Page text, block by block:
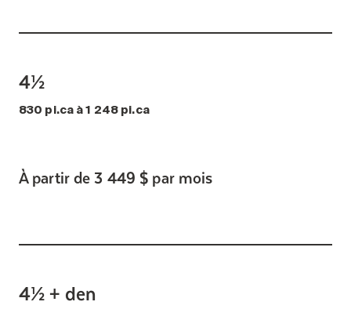
4½
830 pi.ca à 1 248 pi.ca
À partir de 3 449 $ par mois
4½ + den